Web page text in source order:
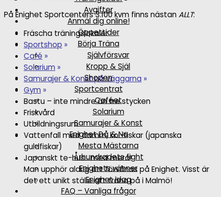
Avgifter
Anmäl dig online!
Öppettider
Börja Träna
Självförsvar
Kropp & Själ
Shopen
Sportcentrat
Caféet
Solarium
Samurajer & Konst
Enighet Då & Nu
Mesta Mästarna
Århundradets fight
Enighets vänner
Enighet idag
FAQ – Vanliga frågor
På Enighet Sportcenters 3.100 kvm finns nästan ALLT:
Fräscha träningslokaler
Sportshop »
Café »
Solarium »
Samurajer & Konst på väggarna »
Gym »
Bastu – inte mindre än tre stycken
Friskvård
Utbildningsrum
Vattenfall med damm, koi-fiskar (japanska
guldfiskar)
Japanskt te-hus….med mera!
Man upphör aldrig att förvånas på Enighet. Visst är
det ett unikt ställe att träna på i Malmö!